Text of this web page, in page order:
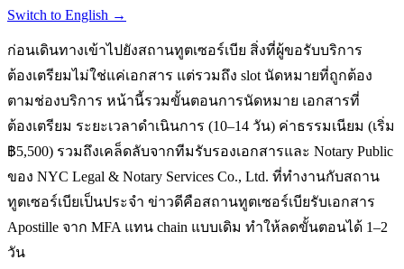
Switch to English →
ก่อนเดินทางเข้าไปยังสถานทูตเซอร์เบีย สิ่งที่ผู้ขอรับบริการ
ต้องเตรียมไม่ใช่แค่เอกสาร แต่รวมถึง slot นัดหมายที่ถูกต้อง
ตามช่องบริการ หน้านี้รวมขั้นตอนการนัดหมาย เอกสารที่
ต้องเตรียม ระยะเวลาดำเนินการ (10–14 วัน) ค่าธรรมเนียม (เริ่ม
฿5,500) รวมถึงเคล็ดลับจากทีมรับรองเอกสารและ Notary Public
ของ NYC Legal & Notary Services Co., Ltd. ที่ทำงานกับสถาน
ทูตเซอร์เบียเป็นประจำ ข่าวดีคือสถานทูตเซอร์เบียรับเอกสาร
Apostille จาก MFA แทน chain แบบเดิม ทำให้ลดขั้นตอนได้ 1–2
วัน